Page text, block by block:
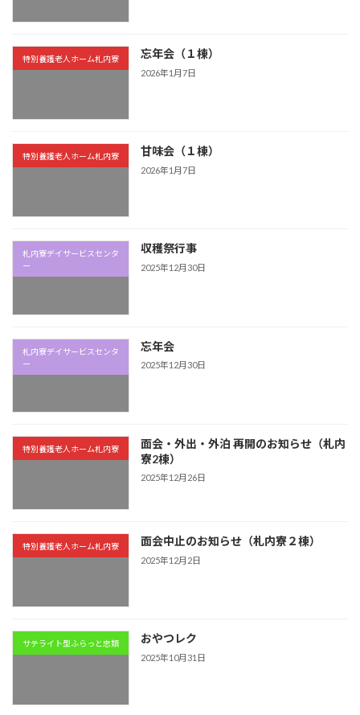
特別養護老人ホーム札内寮 忘年会（１棟）
2026年1月7日
特別養護老人ホーム札内寮 甘味会（１棟）
2026年1月7日
札内寮デイサービスセンタ
ー
収穫祭行事
2025年12月30日
札内寮デイサービスセンタ
ー
忘年会
2025年12月30日
特別養護老人ホーム札内寮
面会・外出・外泊 再開のお知らせ（札内
寮2棟）
2025年12月26日
特別養護老人ホーム札内寮 面会中止のお知らせ（札内寮２棟）
2025年12月2日
サテライト型ふらっと忠類 おやつレク
2025年10月31日